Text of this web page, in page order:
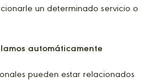
un determinado servicio o
automáticamente
pueden estar relacionados